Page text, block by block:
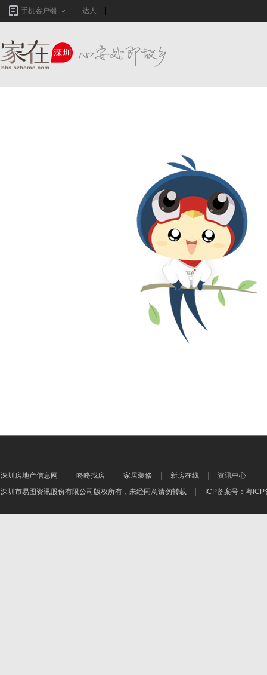
手机客户端 达人
深圳房地产信息网 咚咚找房 家居装修 新房在线
资讯中心
深圳市易图资讯股份有限公司 版权所有，未经同意请勿转载 ICP备案号： 粤ICP